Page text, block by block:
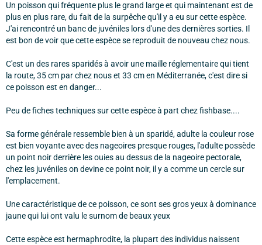
Un poisson qui fréquente plus le grand large et qui maintenant est de
plus en plus rare, du fait de la surpêche qu'il y a eu sur cette espèce.
J'ai rencontré un banc de juvéniles lors d'une des dernières sorties. Il
est bon de voir que cette espèce se reproduit de nouveau chez nous.
C'est un des rares sparidés à avoir une maille réglementaire qui tient
la route, 35 cm par chez nous et 33 cm en Méditerranée, c'est dire si
ce poisson est en danger...
Peu de fiches techniques sur cette espèce à part chez fishbase....
Sa forme générale ressemble bien à un sparidé, adulte la couleur rose
est bien voyante avec des nageoires presque rouges, l'adulte possède
un point noir derrière les ouies au dessus de la nageoire pectorale,
chez les juvéniles on devine ce point noir, il y a comme un cercle sur
l'emplacement.
Une caractéristique de ce poisson, ce sont ses gros yeux à dominance
jaune qui lui ont valu le surnom de beaux yeux
Cette espèce est hermaphrodite, la plupart des individus naissent